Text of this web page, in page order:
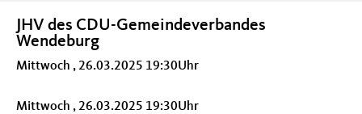
JHV des CDU-Gemeindeverbandes
Wendeburg
Mittwoch , 26.03.2025 19:30Uhr
Mittwoch , 26.03.2025 19:30Uhr